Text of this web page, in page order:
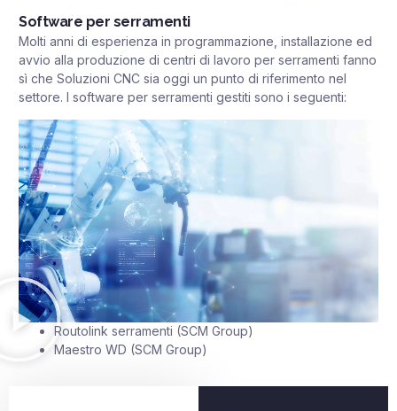
Software per serramenti
Molti anni di esperienza in programmazione, installazione ed
avvio alla produzione di centri di lavoro per serramenti fanno
sì che Soluzioni CNC sia oggi un punto di riferimento nel
settore. I software per serramenti gestiti sono i seguenti:
Routolink serramenti (SCM Group)
Maestro WD (SCM Group)